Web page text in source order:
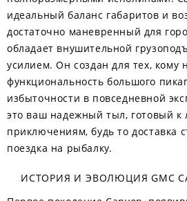
идеальный баланс габаритов и
достаточно маневренный для
обладает внушительной
усилием. Он создан для тех, кому
функциональность большого
избыточности в повседневной
это ваш надежный тыл, готовый
приключениям, будь то доставка
поездка на рыбалку.
ИСТОРИЯ И ЭВОЛЮЦИЯ GMC